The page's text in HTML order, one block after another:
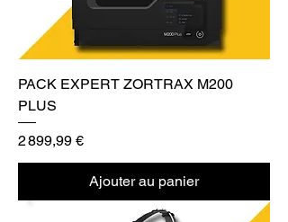
PACK EXPERT ZORTRAX M200
PLUS
Prix
2 899,99 €
Ajouter au panier